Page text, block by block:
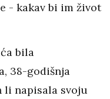
- kakav bi im život
bila
38-godišnja
li napisala svoju